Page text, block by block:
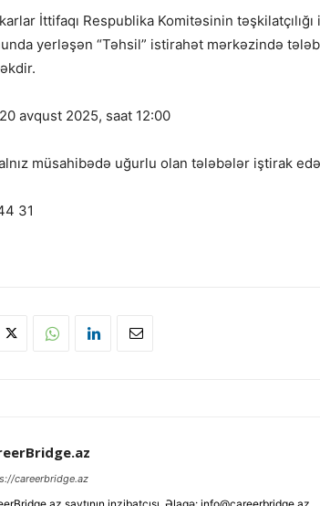
İttifaqı Respublika Komitəsinin
yerləşən “Təhsil” istirahət mərkəzində
avqust 2025, saat 12:00
müsahibədə uğurlu olan tələbələr iştirak
31
careerbridge.az